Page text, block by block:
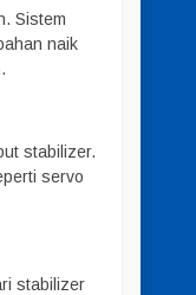
Sistem
naik
stabilizer.
servo
stabilizer